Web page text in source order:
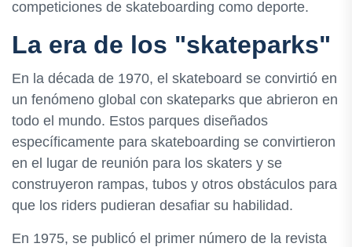
competiciones de skateboarding como deporte.
La era de los "skateparks"
En la década de 1970, el skateboard se convirtió en
un fenómeno global con skateparks que abrieron en
todo el mundo. Estos parques diseñados
específicamente para skateboarding se convirtieron
en el lugar de reunión para los skaters y se
construyeron rampas, tubos y otros obstáculos para
que los riders pudieran desafiar su habilidad.
En 1975, se publicó el primer número de la revista